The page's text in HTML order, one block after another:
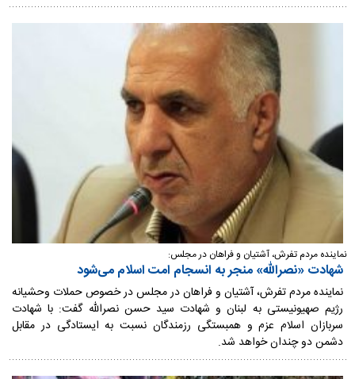
نماینده مردم تفرش، آشتیان و فراهان در مجلس:
شهادت «نصرالله» منجر به انسجام امت اسلام‌ می‌شود
نماینده مردم تفرش، آشتیان و فراهان در مجلس در خصوص حملات وحشیانه
رژیم صهیونیستی به لبنان و شهادت سید حسن نصرالله گفت: با شهادت
سربازان اسلام عزم و همبستگی رزمندگان نسبت به ایستادگی در مقابل
دشمن دو چندان خواهد شد.